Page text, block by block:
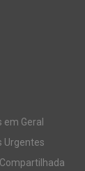
Geral
Urgentes